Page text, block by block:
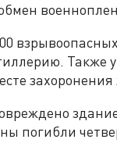
Также
погибли